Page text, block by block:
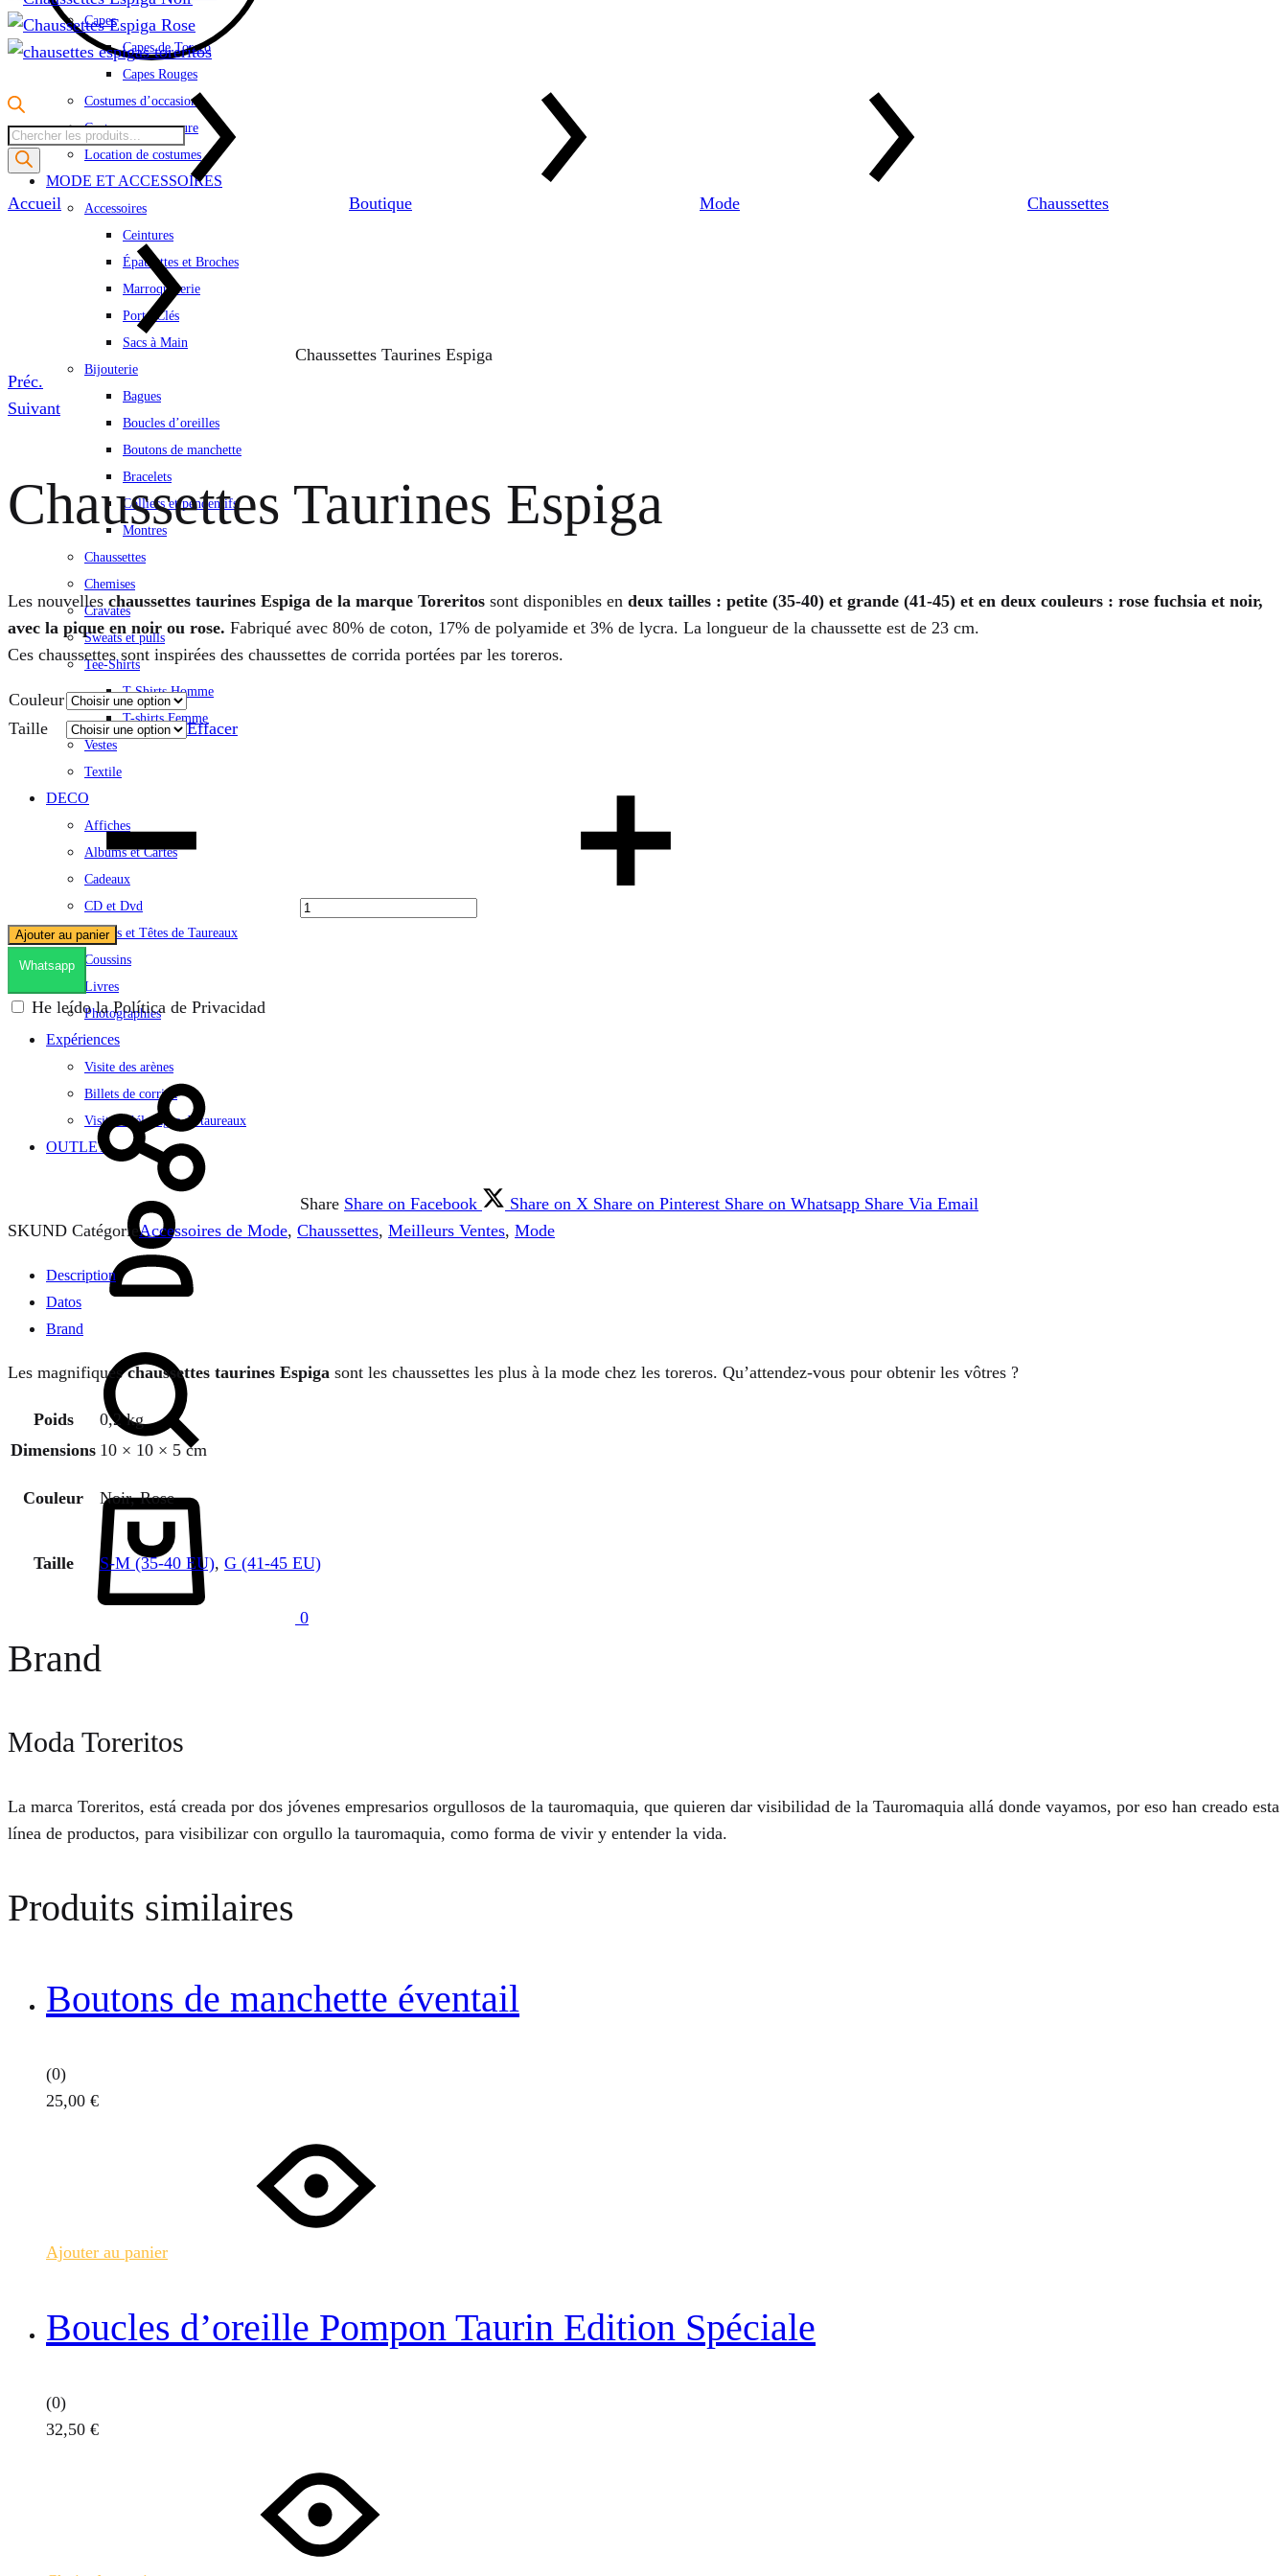
Capes
Capes de Torero
Capes Rouges
Costumes d’occasion
Costumes sur mesure
Location de costumes
MODE ET ACCESSOIRES
Accessoires
Ceintures
Épaulettes et Broches
Marroquinerie
Porte-Clés
Sacs à Main
Bijouterie
Bagues
Boucles d’oreilles
Boutons de manchette
Bracelets
Colliers et pendentifs
Montres
Chaussettes
Chemises
Cravates
Sweats et pulls
Tee-Shirts
T-Shirts Homme
T-shirts Femme
Vestes
Textile
DECO
Affiches
Albums et Cartes
Cadeaux
CD et Dvd
Cornes et Têtes de Taureaux
Coussins
Livres
Photographies
Expériences
Visite des arènes
Billets de corrida
Visites d’élevages de taureaux
OUTLET
connecter
Chercher
0
Recherche
de
produits
Accueil
Boutique Mode Chaussettes
Chaussettes Taurines Espiga
Product
navigation
Préc.
Suivant
Chaussettes Taurines Espiga
Les nouvelles chaussettes taurines Espiga de la marque Toreritos sont disponibles en deux tailles : petite (35-40) et grande (41-45) et en deux couleurs : rose fuchsia et noir,
avec la pique en noir ou rose. Fabriqué avec 80% de coton, 17% de polyamide et 3% de lycra. La longueur de la chaussette est de 23 cm.
Ces chaussettes sont inspirées des chaussettes de corrida portées par les toreros.
Couleur
Taille
Effacer
Ajouter au panier
Whatsapp
He leído la Política de Privacidad
Share Share on Facebook Share on X Share on Pinterest Share on Whatsapp Share Via Email
SKUND CatégorieAccessoires de Mode, Chaussettes, Meilleurs Ventes, Mode
Description
Datos
Brand
Les magnifiqueschaussettes taurines Espiga sont les chaussettes les plus à la mode chez les toreros. Qu’attendez-vous pour obtenir les vôtres ?
Poids
0,2 kg
Dimensions 10 × 10 × 5 cm
Couleur Noir, Rose
Taille S-M (35-40 EU), G (41-45 EU)
Brand
Moda Toreritos
La marca Toreritos, está creada por dos jóvenes empresarios orgullosos de la tauromaquia, que quieren dar visibilidad de la Tauromaquia allá donde vayamos, por eso han creado esta
línea de productos, para visibilizar con orgullo la tauromaquia, como forma de vivir y entender la vida.
Produits similaires
Boutons de manchette éventail
(0)
25,00 €
Ajouter au panier
Boucles d’oreille Pompon Taurin Edition Spéciale
(0)
32,50 €